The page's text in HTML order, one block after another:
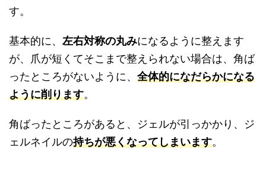
す。
基本的に、 左右対称の丸みになるように整えます
が、爪が短くてそこまで整えられない場合は、角ば
ったところがないように、 全体的になだらかになる
ように削ります。
角ばったところがあると、ジェルが引っかかり、ジ
ェルネイルの持ちが悪くなってしまいます。